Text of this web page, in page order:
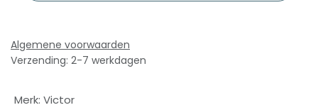
Algemene voorwaarden
Verzending: 2-7 werkdagen
Merk: Victor